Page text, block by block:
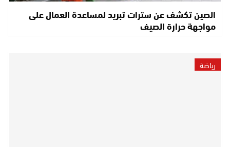
الصين تكشف عن سترات تبريد لمساعدة العمال على
مواجهة حرارة الصيف
رياضة